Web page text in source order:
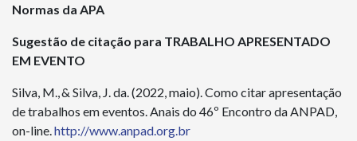
Normas da APA
Sugestão de citação para TRABALHO APRESENTADO
EM EVENTO
Silva, M.,& Silva, J. da.(2022, maio). Como citar apresentação
de trabalhos em eventos.Anais do 46º Encontro da ANPAD,
on-line.http://www.anpad.org.br